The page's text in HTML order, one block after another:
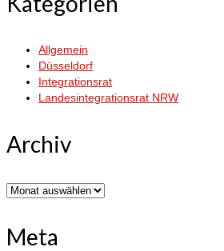
Allgemein
Düsseldorf
Integrationsrat
Landesintegrationsrat NRW
Archiv
Archiv
Meta